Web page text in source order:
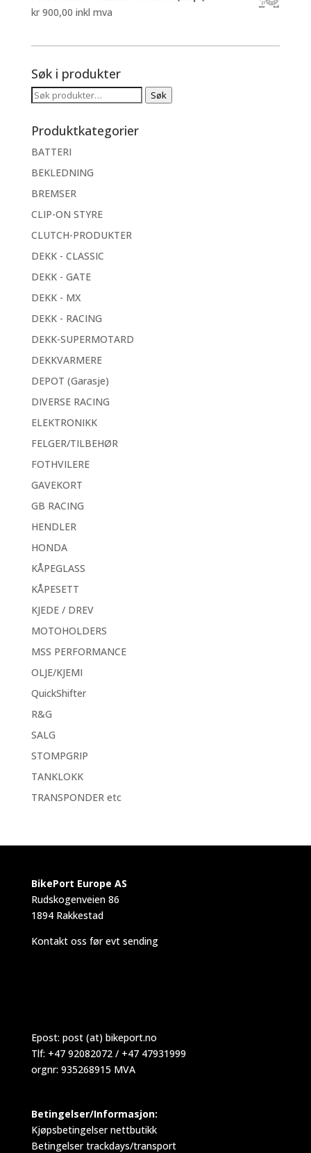
kr900,00 inkl mva
Søk i produkter
Søk
Søk
Produktkategorier
BATTERI
BEKLEDNING
BREMSER
CLIP-ON STYRE
CLUTCH-PRODUKTER
DEKK - CLASSIC
DEKK - GATE
DEKK - MX
DEKK - RACING
DEKK-SUPERMOTARD
DEKKVARMERE
DEPOT (Garasje)
DIVERSE RACING
ELEKTRONIKK
FELGER/TILBEHØR
FOTHVILERE
GAVEKORT
GB RACING
HENDLER
HONDA
KÅPEGLASS
KÅPESETT
KJEDE / DREV
MOTOHOLDERS
MSS PERFORMANCE
OLJE/KJEMI
QuickShifter
R&G
SALG
STOMPGRIP
TANKLOKK
TRANSPONDER etc
BikePort Europe AS
Rudskogenveien 86
1894 Rakkestad
Kontakt oss før evt sending
Epost: post (at) bikeport.no
Tlf: +47 92082072 / +47 47931999
orgnr: 935268915 MVA
Betingelser/Informasjon:
Kjøpsbetingelser nettbutikk
Betingelser trackdays/transport